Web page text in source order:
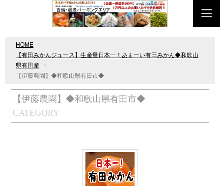
HOME
【有田みかんジュース】生産量日本一！あまーい有田みかん◆和歌山
県有田産
【伊藤農園】◆和歌山県有田市◆
CATEGORY
【伊藤農園】◆和歌山県有田市◆